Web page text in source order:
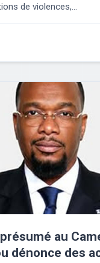
de violences,...
au
dénonce des